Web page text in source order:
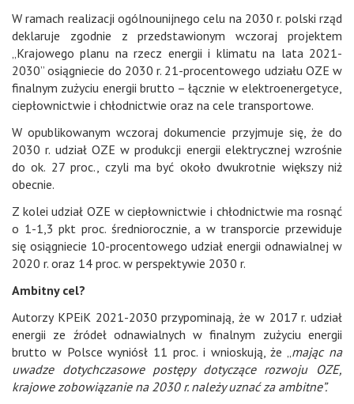
W ramach realizacji ogólnounijnego celu na 2030 r. polski rząd
deklaruje zgodnie z przedstawionym wczoraj projektem
„Krajowego planu na rzecz energii i klimatu na lata 2021-
2030” osiągniecie do 2030 r. 21-procentowego udziału OZE w
finalnym zużyciu energii brutto – łącznie w elektroenergetyce,
ciepłownictwie i chłodnictwie oraz na cele transportowe.
W opublikowanym wczoraj dokumencie przyjmuje się, że do
2030 r. udział OZE w produkcji energii elektrycznej wzrośnie
do ok. 27 proc., czyli ma być około dwukrotnie większy niż
obecnie.
Z kolei udział OZE w ciepłownictwie i chłodnictwie ma rosnąć
o 1-1,3 pkt proc. średniorocznie, a w transporcie przewiduje
się osiągniecie 10-procentowego udział energii odnawialnej w
2020 r. oraz 14 proc. w perspektywie 2030 r.
Ambitny cel?
Autorzy KPEiK 2021-2030 przypominają, że w 2017 r. udział
energii ze źródeł odnawialnych w finalnym zużyciu energii
brutto w Polsce wyniósł 11 proc. i wnioskują, że „ mając na
uwadze dotychczasowe postępy dotyczące rozwoju OZE,
krajowe zobowiązanie na 2030 r. należy uznać za ambitne”.